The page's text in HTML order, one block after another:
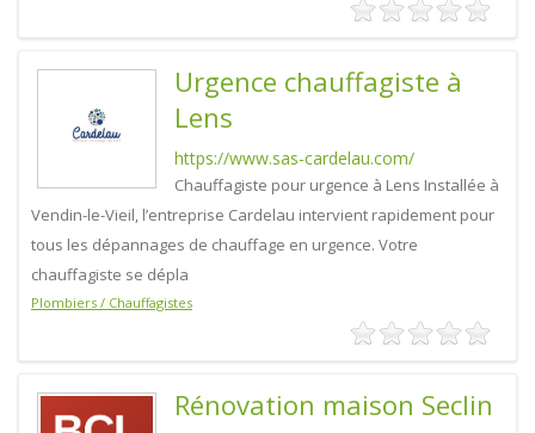
Urgence chauffagiste à
Lens
https://www.sas-cardelau.com/
Chauffagiste pour urgence à Lens Installée à
Vendin-le-Vieil, l’entreprise Cardelau intervient rapidement pour
tous les dépannages de chauffage en urgence. Votre
chauffagiste se dépla
Plombiers / Chauffagistes
Rénovation maison Seclin